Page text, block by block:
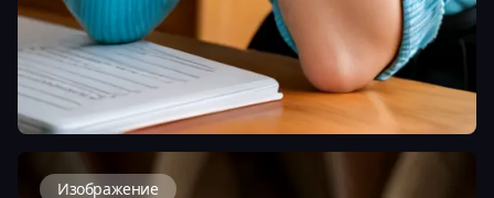
Изображение